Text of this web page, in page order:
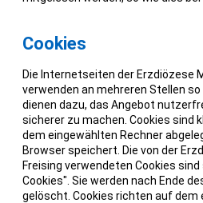
Cookies
Die Internetseiten der Erzdiözese
verwenden an mehreren Stellen
dienen dazu, das Angebot
sicherer zu machen. Cookies sind
dem eingewählten Rechner
Browser speichert. Die von der
Freising verwendeten Cookies
Cookies". Sie werden nach Ende
gelöscht. Cookies richten auf dem